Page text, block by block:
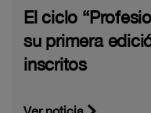
El ciclo
su primera
inscritos